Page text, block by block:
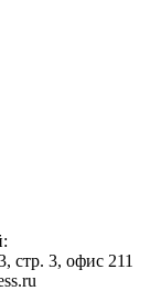
стр. 3, офис 211